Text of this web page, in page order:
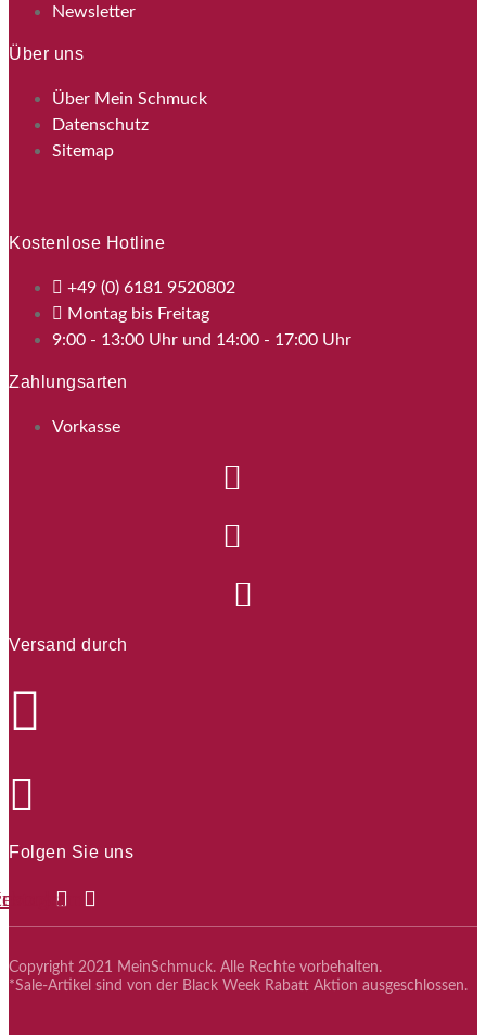
Newsletter
Über uns
Über Mein Schmuck
Datenschutz
Sitemap
Kostenlose Hotline
+49 (0) 6181 9520802
Montag bis Freitag
9:00 - 13:00 Uhr und 14:00 - 17:00 Uhr
Zahlungsarten
Vorkasse
Versand durch
Folgen Sie uns
Copyright 2021 MeinSchmuck. Alle Rechte vorbehalten.
*Sale-Artikel sind von der Black Week Rabatt Aktion ausgeschlossen.